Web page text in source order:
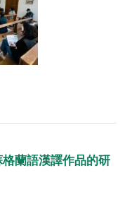
蘭語漢譯作品的研